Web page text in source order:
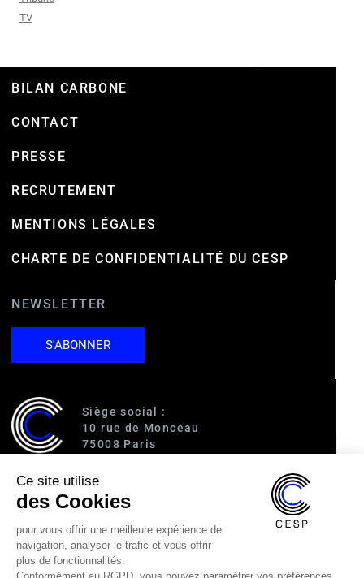
TV
BILAN CARBONE
CONTACT
PRESSE
RECRUTEMENT
MENTIONS LÉGALES
CHARTE DE CONFIDENTIALITÉ DU CESP
NEWSLETTER
S'ABONNER
Siège social :
10 rue de Monceau
75008 Paris
Accès :
RER A (Charles de Gaulle-Étoile)
Ligne 1 (George V)
Ligne 2 (Courcelles)
Ligne 9 (Saint-Philippe du Roule)
Ce site utilise
des Cookies
pour vous offrir une meilleure expérience de
navigation, analyser le trafic et vous offrir
plus de fonctionnalités.